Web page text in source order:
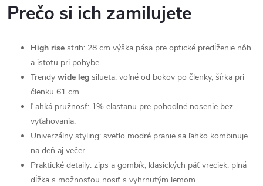
Prečo si ich zamilujete
High rise strih: 28 cm výška pása pre optické predĺženie nôh
a istotu pri pohybe.
Trendy wide leg silueta: voľné od bokov po členky, šírka pri
členku 61 cm.
Ľahká pružnosť: 1% elastanu pre pohodlné nosenie bez
vyťahovania.
Univerzálny styling: svetlo modré pranie sa ľahko kombinuje
na deň aj večer.
Praktické detaily: zips a gombík, klasických päť vreciek, plná
dĺžka s možnosťou nosiť s vyhrnutým lemom.